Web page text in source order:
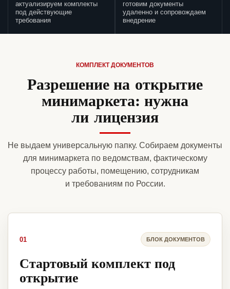
актуализируем комплекты
под действующие
требования
готовим документы
удаленно и сопровождаем
внедрение
КОМПЛЕКТ ДОКУМЕНТОВ
Разрешение на открытие
минимаркета: нужна
ли лицензия
Не выдаем универсальную папку. Собираем документы
для минимаркета по ведомствам, фактическому
процессу работы, помещению, сотрудникам
и требованиям по России.
01 БЛОК ДОКУМЕНТОВ
Стартовый комплект под
открытие